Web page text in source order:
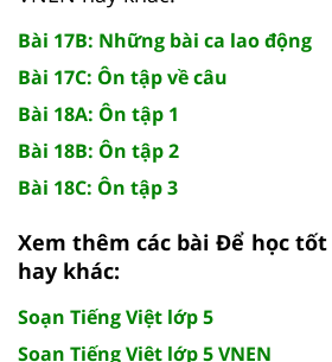
Bài 17B: Những bài ca lao động
Bài 17C: Ôn tập về câu
Bài 18A: Ôn tập 1
Bài 18B: Ôn tập 2
Bài 18C: Ôn tập 3
Xem thêm các bài Để học
hay khác:
Soạn Tiếng Việt lớp 5
Soạn Tiếng Việt lớp 5 VNEN